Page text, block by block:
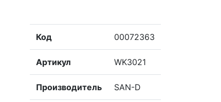
Код 00072363
Артикул WK3021
Производитель SAN-D